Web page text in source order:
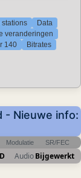
stations
Data
veranderingen
140 Bitrates
- Nieuwe info:
Modulatie SR/FEC
AudioBijgewerkt